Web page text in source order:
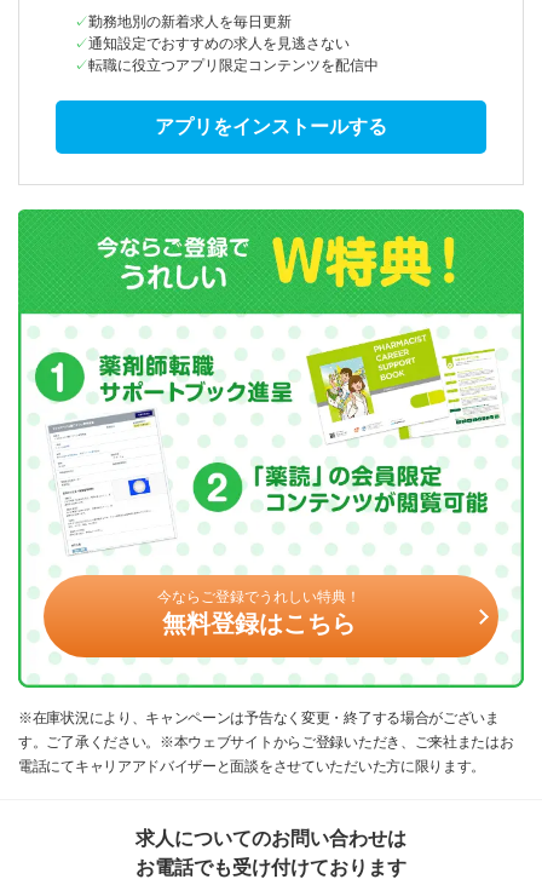
勤務地別の新着求人を毎日更新
通知設定でおすすめの求人を見逃さない
転職に役立つアプリ限定コンテンツを配信中
アプリをインストールする
今ならご登録でうれしい特典！
無料登録はこちら
※在庫状況により、キャンペーンは予告なく変更・終了する場合がございま
す。ご了承ください。※本ウェブサイトからご登録いただき、ご来社またはお
電話にてキャリアアドバイザーと面談をさせていただいた方に限ります。
求人についてのお問い合わせは
お電話でも受け付けております